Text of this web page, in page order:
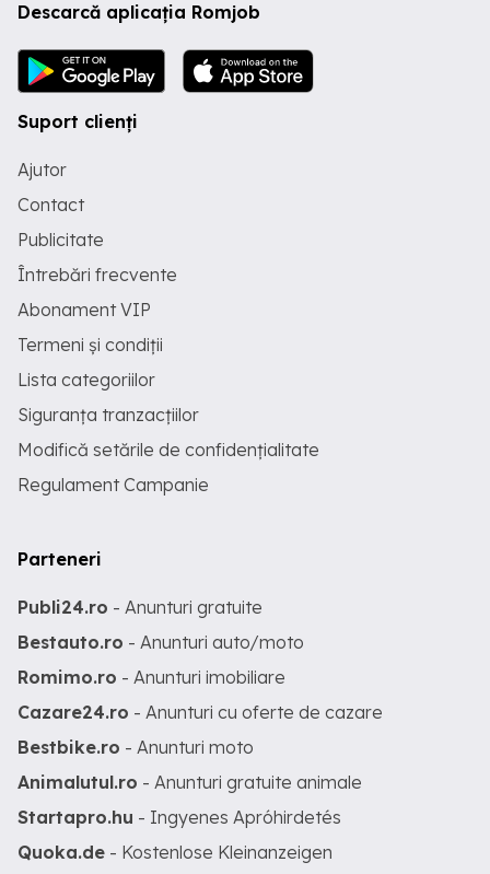
Descarcă aplicația Romjob
Suport clienți
Ajutor
Contact
Publicitate
Întrebări frecvente
Abonament VIP
Termeni și condiții
Lista categoriilor
Siguranța tranzacțiilor
Modifică setările de confidențialitate
Regulament Campanie
Parteneri
Publi24.ro - Anunturi gratuite
Bestauto.ro - Anunturi auto/moto
Romimo.ro - Anunturi imobiliare
Cazare24.ro - Anunturi cu oferte de cazare
Bestbike.ro - Anunturi moto
Animalutul.ro - Anunturi gratuite animale
Startapro.hu - Ingyenes Apróhirdetés
Quoka.de - Kostenlose Kleinanzeigen